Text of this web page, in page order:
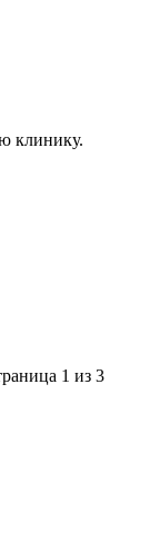
клинику.
1 из 3